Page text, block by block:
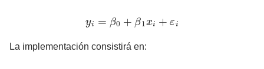
=β + β1 xi ε
La implementación consistirá en: